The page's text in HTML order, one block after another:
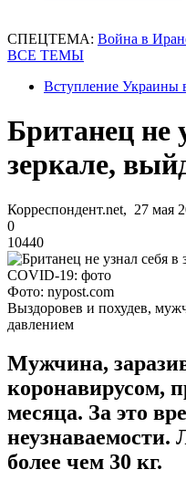
СПЕЦТЕМА: Война в
ВСЕ ТЕМЫ
Вступление Украины
Британец не
зеркале,
Корреспондент.net, 27 мая
0
10440
Фото: nypost.com
Выздоровев и похудев,
давлением
Мужчина,
коронавирусом,
месяца. За это
неузнаваемости.
более чем 30 кг.